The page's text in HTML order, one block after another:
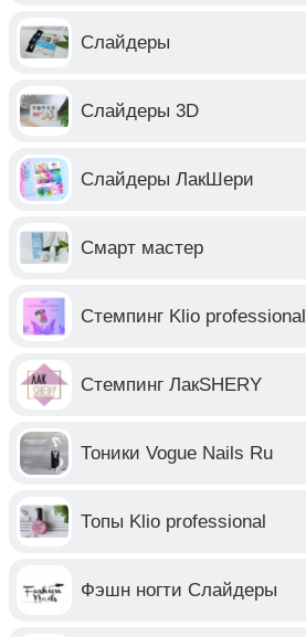
Слайдеры
Слайдеры 3D
Слайдеры ЛакШери
Смарт мастер
Стемпинг Klio professional
Стемпинг ЛакSHERY
Тоники Vogue Nails Ru
Топы Klio professional
Фэшн ногти Слайдеры